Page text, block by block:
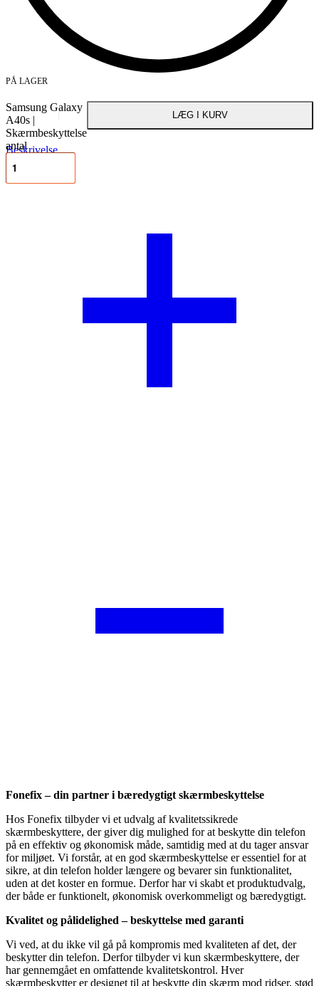
PÅ LAGER
Samsung Galaxy
A40s |
Skærmbeskyttelse
antal
LÆG I KURV
Beskrivelse
Fonefix – din partner i bæredygtigt skærmbeskyttelse
Hos Fonefix tilbyder vi et udvalg af kvalitetssikrede
skærmbeskyttere, der giver dig mulighed for at beskytte din telefon
på en effektiv og økonomisk måde, samtidig med at du tager ansvar
for miljøet. Vi forstår, at en god skærmbeskyttelse er essentiel for at
sikre, at din telefon holder længere og bevarer sin funktionalitet,
uden at det koster en formue. Derfor har vi skabt et produktudvalg,
der både er funktionelt, økonomisk overkommeligt og bæredygtigt.
Kvalitet og pålidelighed – beskyttelse med garanti
Vi ved, at du ikke vil gå på kompromis med kvaliteten af det, der
beskytter din telefon. Derfor tilbyder vi kun skærmbeskyttere, der
har gennemgået en omfattende kvalitetskontrol. Hver
skærmbeskytter er designet til at beskytte din skærm mod ridser, stød